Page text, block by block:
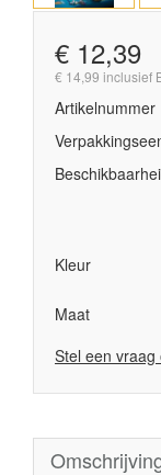
€ 12,39
€ 14,99 inclusief
Artikelnummer
Kleur
Maat
Stel een